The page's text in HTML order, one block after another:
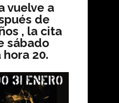
vuelve a
de
, la cita
sábado
20.